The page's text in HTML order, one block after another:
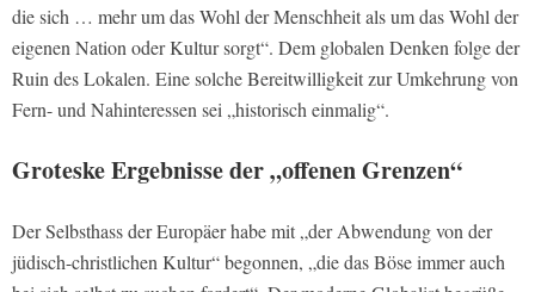
die sich … mehr um das Wohl der Menschheit als um das Wohl der
eigenen Nation oder Kultur sorgt“. Dem globalen Denken folge der
Ruin des Lokalen. Eine solche Bereitwilligkeit zur Umkehrung von
Fern- und Nahinteressen sei „historisch einmalig“.
Groteske Ergebnisse der „offenen Grenzen“
Der Selbsthass der Europäer habe mit „der Abwendung von der
jüdisch-christlichen Kultur“ begonnen, „die das Böse immer auch